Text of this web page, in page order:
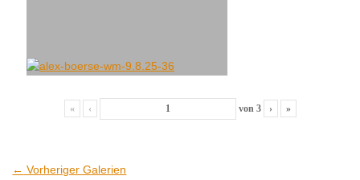
« ‹ von 3 › »
← Vorheriger Galerien